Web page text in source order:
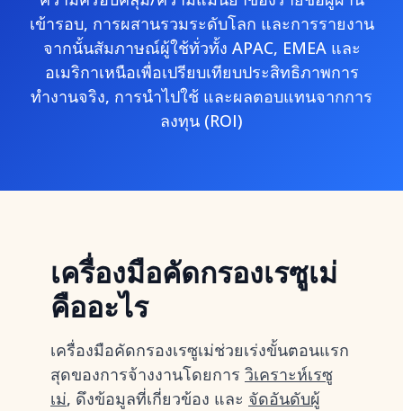
เข้ารอบ, การผสานรวมระดับโลก และการรายงาน
จากนั้นสัมภาษณ์ผู้ใช้ทั่วทั้ง APAC, EMEA และ
อเมริกาเหนือเพื่อเปรียบเทียบประสิทธิภาพการ
ทำงานจริง, การนำไปใช้ และผลตอบแทนจากการ
ลงทุน (ROI)
เครื่องมือคัดกรองเรซูเม่
คืออะไร
เครื่องมือคัดกรองเรซูเม่ช่วยเร่งขั้นตอนแรก
สุดของการจ้างงานโดยการ วิเคราะห์เรซู
เม่, ดึงข้อมูลที่เกี่ยวข้อง และ จัดอันดับผู้